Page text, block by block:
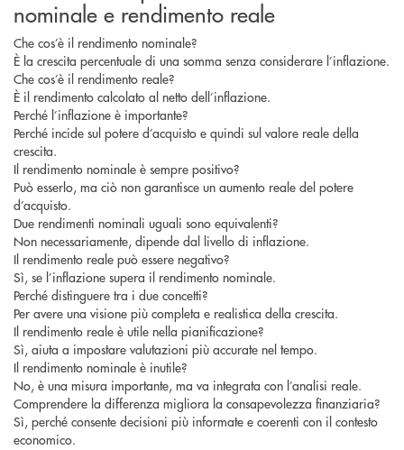
nominale e rendimento reale
Che cos’è il rendimento nominale?
È la crescita percentuale di una somma senza considerare l’inflazione.
Che cos’è il rendimento reale?
È il rendimento calcolato al netto dell’inflazione.
Perché l’inflazione è importante?
Perché incide sul potere d’acquisto e quindi sul valore reale della
crescita.
Il rendimento nominale è sempre positivo?
Può esserlo, ma ciò non garantisce un aumento reale del potere
d’acquisto.
Due rendimenti nominali uguali sono equivalenti?
Non necessariamente, dipende dal livello di inflazione.
Il rendimento reale può essere negativo?
Sì, se l’inflazione supera il rendimento nominale.
Perché distinguere tra i due concetti?
Per avere una visione più completa e realistica della crescita.
Il rendimento reale è utile nella pianificazione?
Sì, aiuta a impostare valutazioni più accurate nel tempo.
Il rendimento nominale è inutile?
No, è una misura importante, ma va integrata con l’analisi reale.
Comprendere la differenza migliora la consapevolezza finanziaria?
Sì, perché consente decisioni più informate e coerenti con il contesto
economico.